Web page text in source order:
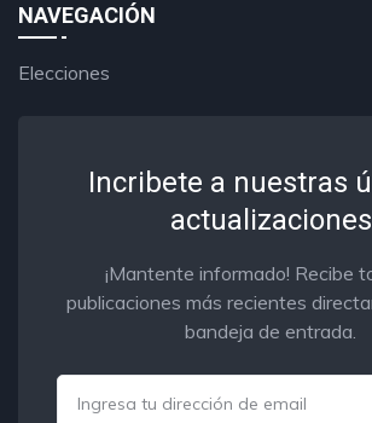
NAVEGACIÓN
Elecciones
Incribete a nuestras
actualizaciones
¡Mantente informado! Recibe
publicaciones más recientes
bandeja de entrada.